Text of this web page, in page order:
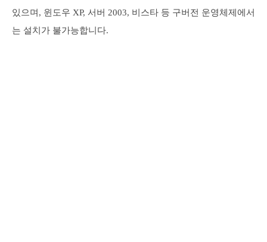
있으며, 윈도우 XP, 서버 2003, 비스타 등 구버전 운영체제에서
는 설치가 불가능합니다.